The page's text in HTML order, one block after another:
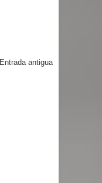
Entrada antigua